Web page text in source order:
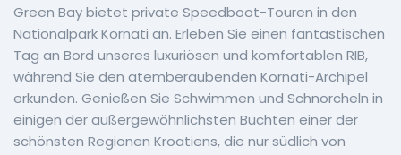
Green Bay bietet private Speedboot-Touren in den
Nationalpark Kornati an. Erleben Sie einen fantastischen
Tag an Bord unseres luxuriösen und komfortablen RIB,
während Sie den atemberaubenden Kornati-Archipel
erkunden. Genießen Sie Schwimmen und Schnorcheln in
einigen der außergewöhnlichsten Buchten einer der
schönsten Regionen Kroatiens, die nur südlich von